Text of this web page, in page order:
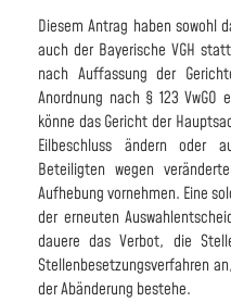
Diesem Antrag haben sowohl
auch der Bayerische VGH
nach Auffassung der
Anordnung nach § 123 VwGO
könne das Gericht der
Eilbeschluss ändern oder
Beteiligten wegen
Aufhebung vornehmen. Eine
der erneuten
dauere das Verbot, die
Stellenbesetzungsverfahren
der Abänderung bestehe.